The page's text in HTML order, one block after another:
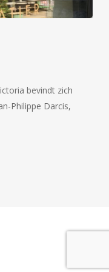
bevindt zich
Philippe Darcis,